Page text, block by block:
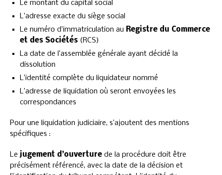
Le montant du capital social
L’adresse exacte du siège social
Le numéro d’immatriculation au Registre du Commerce
et des Sociétés (RCS)
La date de l’assemblée générale ayant décidé la
dissolution
L’identité complète du liquidateur nommé
L’adresse de liquidation où seront envoyées les
correspondances
Pour une liquidation judiciaire, s’ajoutent des mentions
spécifiques :
Le jugement d’ouverture de la procédure doit être
précisément référencé, avec la date de la décision et